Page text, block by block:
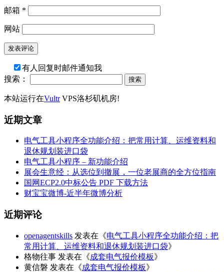
邮箱 *
网站
有人回复时邮件通知我
搜索：
本站运行在VultrVPS洛杉矶机房!
近期文章
电气工具小程序全功能介绍：把常用计算、运维资料和
退休规划装进口袋
电气工具小程序 – 新功能介绍
展会生意经：从选位到撤展，一位老展商的全方位指南
国网ECP2.0中标公告 PDF 下载方法
财宝宝微博-近半年微博分析
近期评论
openagentskills 发表在《电气工具小程序全功能介绍：把
常用计算、运维资料和退休规划装进口袋》
格物往事 发表在《成套电气报价模板》
黄信磐 发表在《成套电气报价模板》